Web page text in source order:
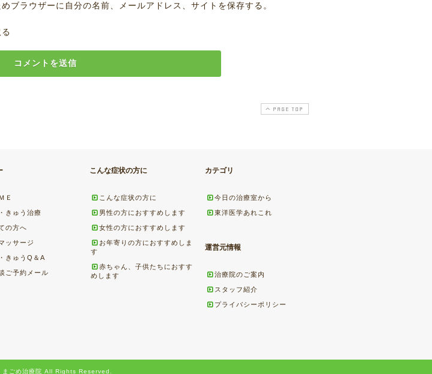
ブラウザーに自分の名前、メールアドレス、サイトを保存する。
PAGE TOP
Ｅ
きゅう治療
の方へ
ッサージ
きゅうQ＆A
ご予約メール
こんな症状の方に
こんな症状の方に
男性の方におすすめします
女性の方におすすめします
お年寄りの方におすすめしま
す
赤ちゃん、子供たちにおすす
めします
カテゴリ
今日の治療室から
東洋医学あれこれ
運営元情報
治療院のご案内
スタッフ紹介
プライバシーポリシー
ごめ治療院 All Rights Reserved.